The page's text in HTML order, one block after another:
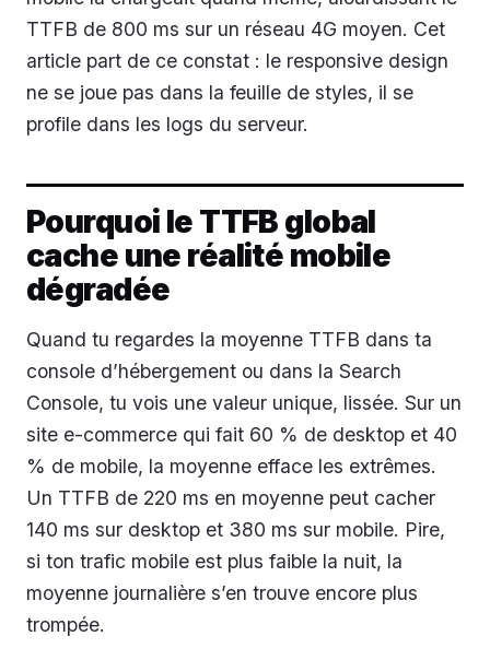
TTFB de 800 ms sur un réseau 4G moyen. Cet
article part de ce constat : le responsive design
ne se joue pas dans la feuille de styles, il se
profile dans les logs du serveur.
Pourquoi le TTFB global
cache une réalité mobile
dégradée
Quand tu regardes la moyenne TTFB dans ta
console d’hébergement ou dans la Search
Console, tu vois une valeur unique, lissée. Sur un
site e-commerce qui fait 60 % de desktop et 40
% de mobile, la moyenne efface les extrêmes.
Un TTFB de 220 ms en moyenne peut cacher
140 ms sur desktop et 380 ms sur mobile. Pire,
si ton trafic mobile est plus faible la nuit, la
moyenne journalière s’en trouve encore plus
trompée.